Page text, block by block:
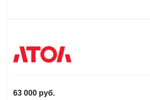
63 000 руб.